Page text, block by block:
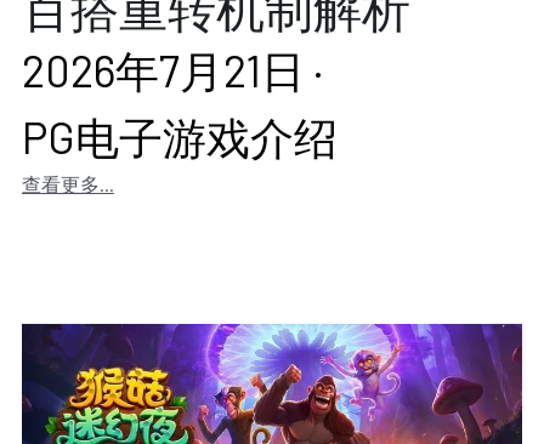
2026年7月21日 ·
PG电子游戏介绍
查看更多...